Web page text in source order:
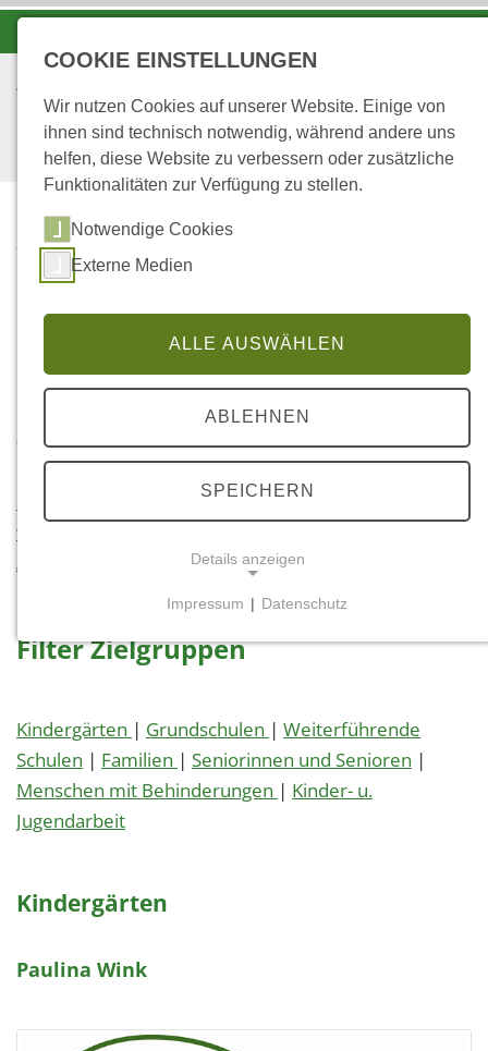
STARTSEITE ...
Filter
Für weitere Details bitte das jeweilige Foto
anklicken!
Regionen|Zielgruppen
waldpädagogische Angebote
Angebotsdauer
Filter Zielgruppen
Kindergärten | Grundschulen | Weiterführende
Schulen | Familien | Seniorinnen und Senioren |
Menschen mit Behinderungen | Kinder- u.
Jugendarbeit
Kindergärten
Paulina Wink
COOKIE EINSTELLUNGEN
Wir nutzen Cookies auf unserer Website. Einige von
ihnen sind technisch notwendig, während andere uns
helfen, diese Website zu verbessern oder zusätzliche
Funktionalitäten zur Verfügung zu stellen.
Notwendige Cookies
Externe Medien
ALLE AUSWÄHLEN
ABLEHNEN
SPEICHERN
Details anzeigen
Notwendige Cookies ermöglichen grundlegende
Einverständnis-Cookie
Name:
cookie_consent
Dieser Cookie speichert die ausgewählten
Einverständnis-Optionen des Benutzers
1 Jahr
Impressum | Datenschutz